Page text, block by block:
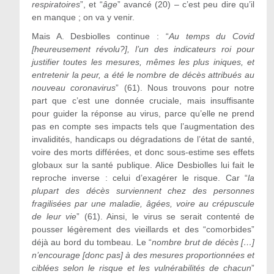
respiratoires”, et “âge” avancé (20) – c’est peu dire qu’il
en manque ; on va y venir.
Mais A. Desbiolles continue : “Au temps du Covid
[heureusement révolu?], l’un des indicateurs roi pour
justifier toutes les mesures, mêmes les plus iniques, et
entretenir la peur, a été le nombre de décès attribués au
nouveau coronavirus” (61). Nous trouvons pour notre
part que c’est une donnée cruciale, mais insuffisante
pour guider la réponse au virus, parce qu’elle ne prend
pas en compte ses impacts tels que l’augmentation des
invalidités, handicaps ou dégradations de l’état de santé,
voire des morts différées, et donc sous-estime ses effets
globaux sur la santé publique. Alice Desbiolles lui fait le
reproche inverse : celui d’exagérer le risque. Car “la
plupart des décès surviennent chez des personnes
fragilisées par une maladie, âgées, voire au crépuscule
de leur vie” (61). Ainsi, le virus se serait contenté de
pousser légèrement des vieillards et des “comorbides”
déjà au bord du tombeau. Le “nombre brut de décès […]
n’encourage [donc pas] à des mesures proportionnées et
ciblées selon le risque et les vulnérabilités de chacun”